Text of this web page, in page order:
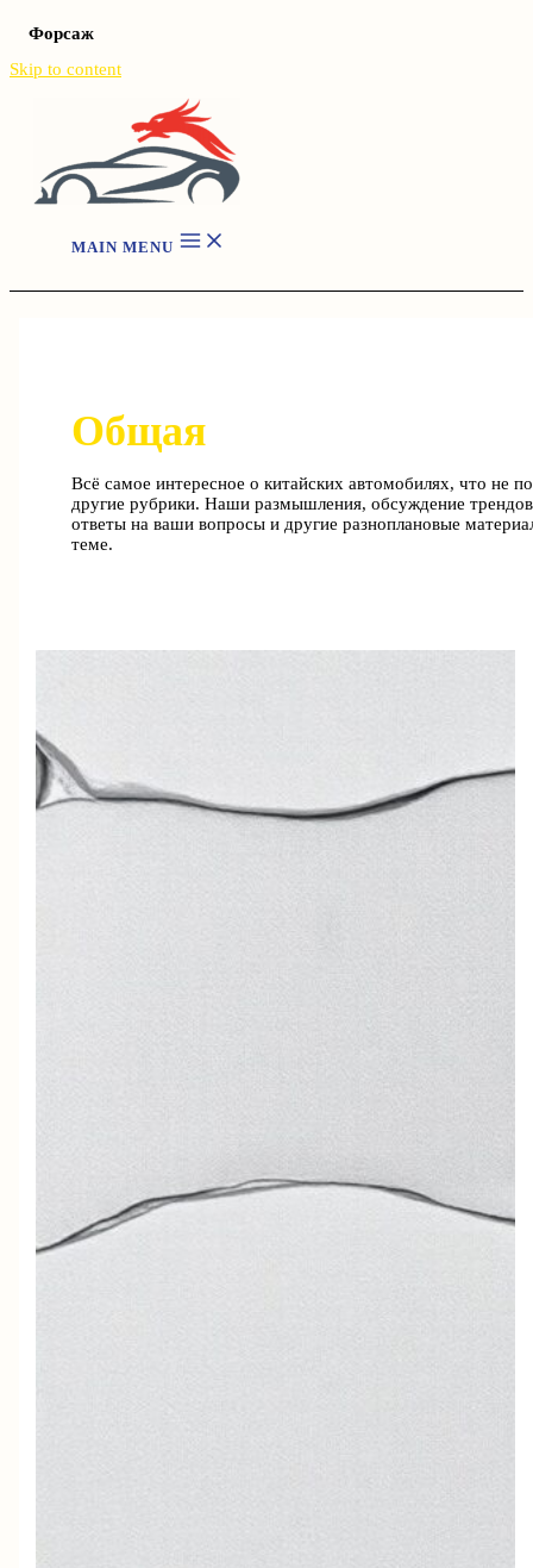
Форсаж
Skip to content
MAIN MENU
Общая
Всё самое интересное о китайских автомобилях, что не
другие рубрики. Наши размышления, обсуждение
ответы на ваши вопросы и другие разноплановые
теме.